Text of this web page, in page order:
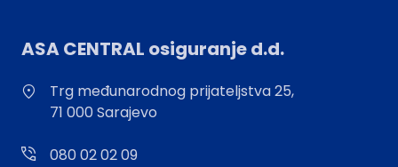
ASA CENTRAL osiguranje d.d.
Trg međunarodnog prijateljstva 25,
71 000 Sarajevo
080 02 02 09